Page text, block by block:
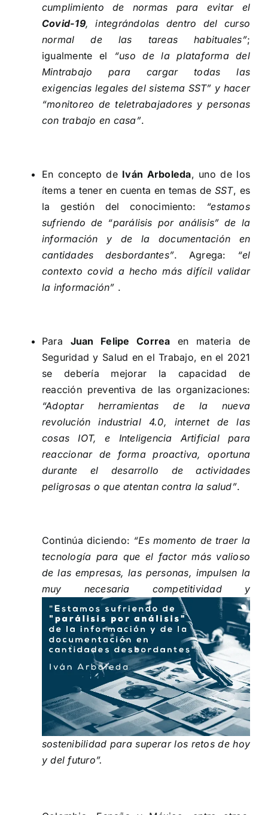
cumplimiento de normas para evitar el
Covid-19, integrándolas dentro del curso
normal de las tareas habituales”;
igualmente el
“uso de la plataforma del
Mintrabajo para cargar todas las
exigencias legales del sistema SST” y hacer
“monitoreo de teletrabajadores y personas
con trabajo en casa”.
En concepto de Iván Arboleda, uno de los
ítems a tener en cuenta en temas de SST, es
lagestión del conocimiento: “estamos
sufriendo de “parálisis por análisis” de la
información y de la documentación en
cantidades desbordantes”. Agrega: “el
contexto covid a hecho más difícil validar
la información” .
Para Juan Felipe Correa en materia de
Seguridad y Salud en el Trabajo, en el 2021
se debería mejorar la capacidad de
reacción preventiva de las organizaciones:
“Adoptar herramientas de la nueva
revolución industrial 4.0, internet de las
cosas IOT, e Inteligencia Artificial para
reaccionar de forma proactiva, oportuna
durante el desarrollo de actividades
peligrosas o que atentan contra la salud”.
Continúa diciendo: “Es momento de traer la
tecnología para que el factor más valioso
de las empresas, las personas, impulsen la
muy necesaria competitividad y
sostenibilidad para superar los retos de hoy
y del futuro”.